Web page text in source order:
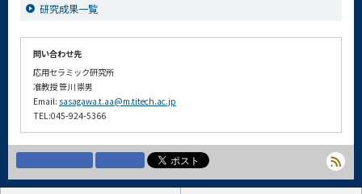
研究成果一覧
問い合わせ先
応用セラミック研究所
准教授 笹川 崇男
Email: sasagawa.t.aa@m.titech.ac.jp
TEL:045-924-5366